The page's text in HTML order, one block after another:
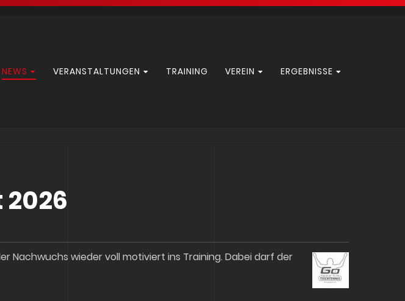
NEWS VERANSTALTUNGEN TRAINING VEREIN ERGEBNISSE
Nachwuchs wieder voll motiviert ins Training. Dabei darf der